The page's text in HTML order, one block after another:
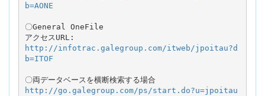
b=AONE
〇General OneFile
http://infotrac.galegroup.com/itweb/jpoitau?d
b=ITOF
http://go.galegroup.com/ps/start.do?u=jpoitau